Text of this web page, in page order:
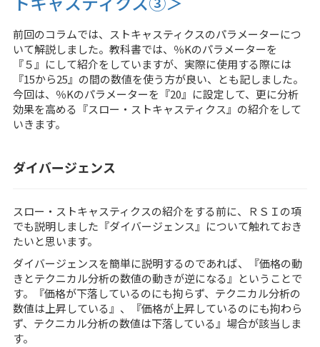
前回のコラムでは、ストキャスティクスのパラメーターにつ
いて解説しました。教科書では、％Kのパラメーターを
『５』にして紹介をしていますが、実際に使用する際には
『15から25』の間の数値を使う方が良い、とも記しました。
今回は、％Kのパラメーターを『20』に設定して、更に分析
効果を高める『スロー・ストキャスティクス』の紹介をして
いきます。
ダイバージェンス
スロー・ストキャスティクスの紹介をする前に、ＲＳＩの項
でも説明しました『ダイバージェンス』について触れておき
たいと思います。
ダイバージェンスを簡単に説明するのであれば、『価格の動
きとテクニカル分析の数値の動きが逆になる』ということで
す。『価格が下落しているのにも拘らず、テクニカル分析の
数値は上昇している』、『価格が上昇しているのにも拘わら
ず、テクニカル分析の数値は下落している』場合が該当しま
す。